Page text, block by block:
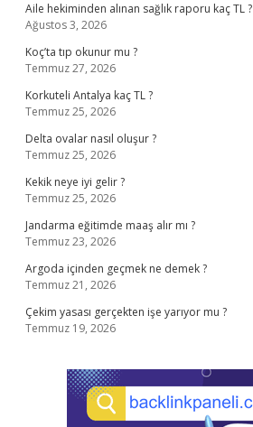
Aile hekiminden alınan sağlık raporu kaç TL ?
Ağustos 3, 2026
Koç’ta tıp okunur mu ?
Temmuz 27, 2026
Korkuteli Antalya kaç TL ?
Temmuz 25, 2026
Delta ovalar nasıl oluşur ?
Temmuz 25, 2026
Kekik neye iyi gelir ?
Temmuz 25, 2026
Jandarma eğitimde maaş alır mı ?
Temmuz 23, 2026
Argoda içinden geçmek ne demek ?
Temmuz 21, 2026
Çekim yasası gerçekten işe yarıyor mu ?
Temmuz 19, 2026